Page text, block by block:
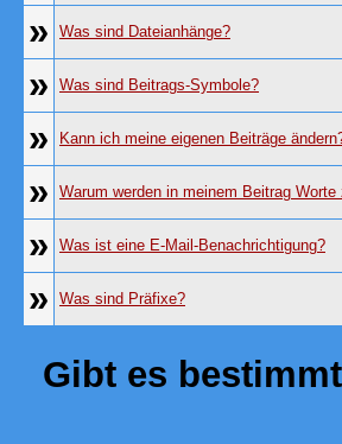
» Was sind Dateianhänge?
» Was sind Beitrags-Symbole?
» Kann ich meine eigenen Beiträge
» Warum werden in meinem Beitrag Worte
» Was ist eine E-Mail-Benachrichtigung?
» Was sind Präfixe?
Gibt es